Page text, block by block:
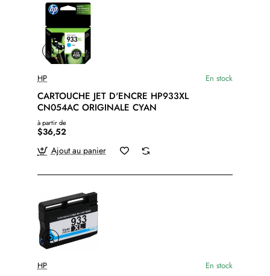
HP En stock
CARTOUCHE JET D'ENCRE HP933XL
CN054AC ORIGINALE CYAN
à partir de
$36,52
Ajout au panier
HP En stock